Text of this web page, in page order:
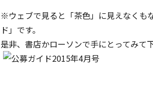
※ウェブで見ると「茶色」に見えなくも
ド」です。
是非、書店かローソンで手にとってみて